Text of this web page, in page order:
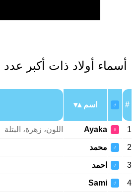
أسماء أولاد ذات أكبر
#
♂ اسم
1
♀
Ayaka اللون، زهرة، البتلة
2
♂ محمد
3
♂ احمد
4
♂
Sami